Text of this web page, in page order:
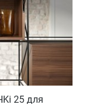
25 для